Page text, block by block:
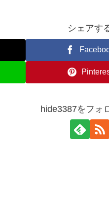
シェアす
hide3387をフォ